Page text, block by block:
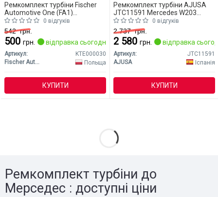
Ремкомплект турбіни Fischer
Automotive One (FA1)
KTE000030 Mercedes W203
(CLASS-C)
0 відгуків
542грн.
500 грн. відправка сьогодні
Артикул:
KTE000030
Fischer Automotive One (FA1)
Польща
КУПИТИ
Ремкомплект турбіни AJUSA
JTC11591 Mercedes W203
(CLASS-C)
0 відгуків
2 737грн.
2 580 грн. відправка
Артикул:
JTC11591
AJUSA
Іспанія
КУПИТИ
Ремкомплект турбіни до
Мерседес : доступні ціни